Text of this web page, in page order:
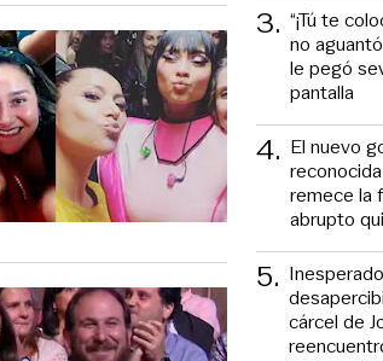
3. “¡Tú te
no
le pegó
pantalla
4. El nuevo
remece la
abrupto
5.
cárcel de